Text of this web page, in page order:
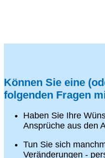
Können Sie eine
folgenden Fragen
Haben Sie Ihre
Ansprüche aus den
Tun Sie sich
Veränderungen -